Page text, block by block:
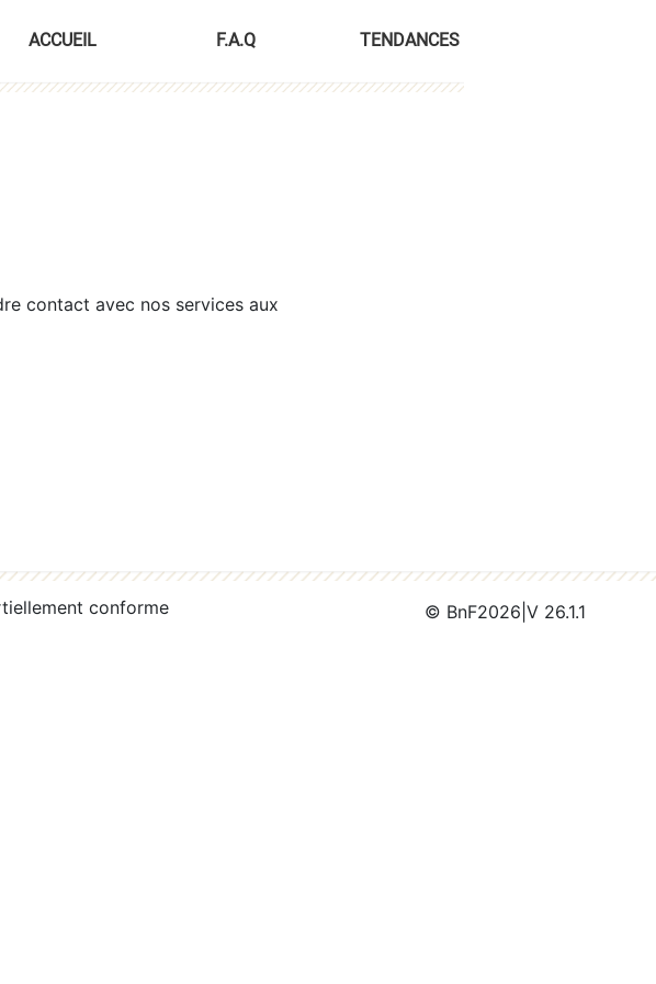
ACCUEIL F.A.Q TENDANCES
contact avec nos services aux
conforme © BnF2026 V 26.1.1